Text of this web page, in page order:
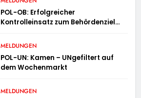
POL-OB: Erfolgreicher
Kontrolleinsatz zum Behördenziel
MELDUNGEN
POL-UN: Kamen – UNgefiltert auf
dem Wochenmarkt
MELDUNGEN